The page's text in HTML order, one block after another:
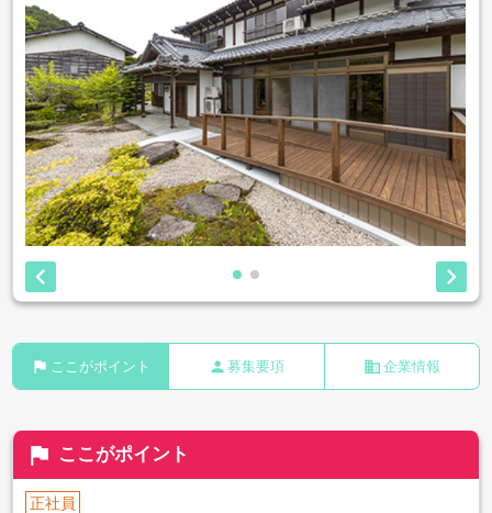
 
flag ここがポイント person 募集要項 business 企業情報
flag ここがポイント
正社員